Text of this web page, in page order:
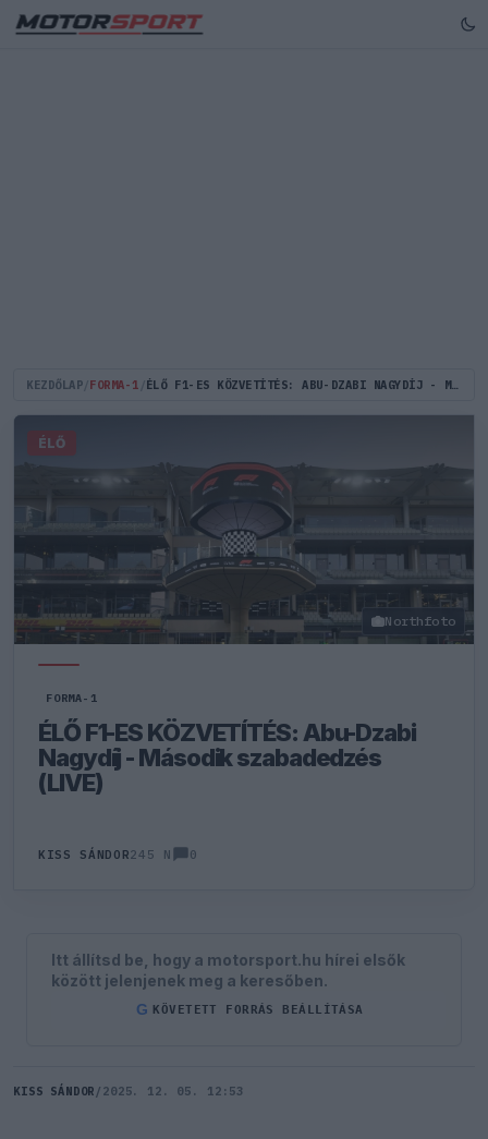
KEZDŐLAP FORMA-1 ÉLŐ F1-ES KÖZVETÍTÉS: ABU-DZABI NAGYDÍJ - MÁSODIK SZABADEDZÉS (LIVE)
ÉLŐ
Northfoto
FORMA-1
ÉLŐ F1-ES KÖZVETÍTÉS: Abu-Dzabi
Nagydíj - Második szabadedzés
(LIVE)
KISS SÁNDOR245 N 0
Itt állítsd be, hogy a motorsport.hu hírei elsők
között jelenjenek meg a keresőben.
G KÖVETETT FORRÁS BEÁLLÍTÁSA
KISS SÁNDOR / 2025. 12. 05. 12:53